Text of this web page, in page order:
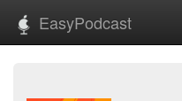
EasyPodcast